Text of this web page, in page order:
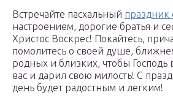
Встречайте пасхальный праздник
настроением, дорогие братья и
Христос Воскрес! Покайтесь,
помолитесь о своей душе,
родных и близких, чтобы Господь
вас и дарил свою милость! С
день будет радостным и легким!